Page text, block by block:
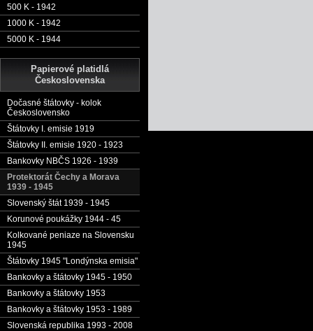
500 K - 1942
1000 K - 1942
5000 K - 1944
Papierové platidlá
Československa
Dočasné štátovky - kolok
Československo
Štátovky I. emisie 1919
Štátovky II. emisie 1920 - 1923
Bankovky NBČS 1926 - 1939
Protektorát Čechy a Morava
1939 - 1945
Slovenský štát 1939 - 1945
Korunové poukážky 1944 - 45
Kolkované peniaze na Slovensku
1945
Štátovky 1945 "Londýnska emisia"
Bankovky a štátovky 1945 - 1950
Bankovky a štátovky 1953
Bankovky a štátovky 1953 - 1989
Slovenská republika 1993 - 2008